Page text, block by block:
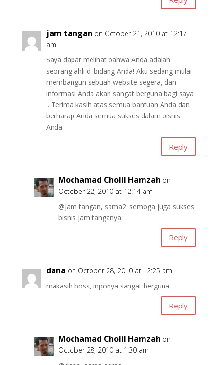
jam tangan on October 21, 2010 at 12:17
am
Saya dapat melihat bahwa Anda adalah
seorang ahli di bidang Anda! Aku sedang mulai
membangun sebuah website segera, dan
informasi Anda akan sangat berguna bagi saya
.. Terima kasih atas semua bantuan Anda dan
berharap Anda semua sukses dalam bisnis
Anda.
Reply
Mochamad Cholil Hamzah on
October 22, 2010 at 12:14 am
@jam tangan, sama2. semoga juga sukses
bisnis jam tanganya
Reply
dana on October 28, 2010 at 12:25 am
makasih boss, inponya sangat berguna
Reply
Mochamad Cholil Hamzah on
October 28, 2010 at 1:30 am